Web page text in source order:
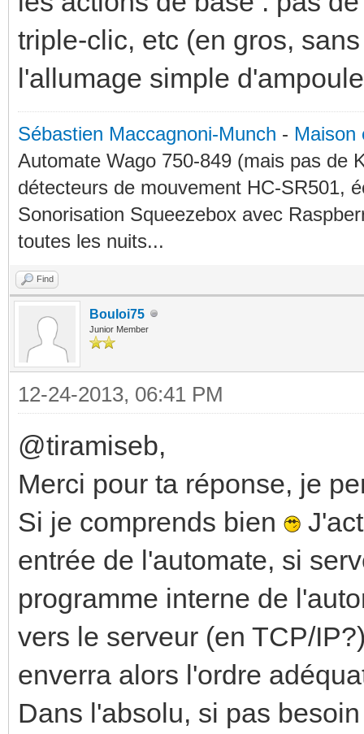
triple-clic, etc (en gros,
l'allumage simple
Sébastien Maccagnoni-Munch - Maison
Automate Wago 750-849 (mais pas de
détecteurs de mouvement HC-SR501,
Sonorisation Squeezebox avec
toutes les nuits...
Find
Bouloi75
Junior Member
12-24-2013, 06:41 PM
@tiramiseb,
Merci pour ta réponse, je
Si je comprends bien
entrée de l'automate, si
programme interne de
vers le serveur (en TCP/
enverra alors l'ordre
Dans l'absolu, si pas